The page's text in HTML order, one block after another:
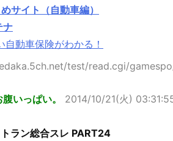
サイト（自動車編）
ナ
自動車保険がわかる！
test/read.cgi/
いっぱい。
2014/10/21(火)
ラン総合スレ PART24